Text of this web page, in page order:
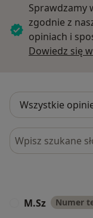
Sprawdzamy
zgodnie z
opiniach i
Dowiedz się
Szukaj w opiniach
M.Sz Numer